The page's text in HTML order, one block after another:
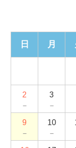
日 月
2
－
3
－
9
－
10
－